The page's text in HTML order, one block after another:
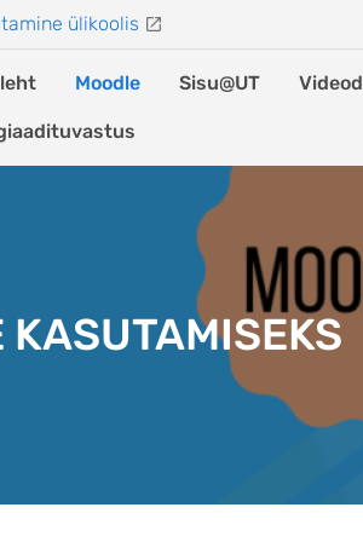
ülikoolis
Moodle Sisu@UT Videod